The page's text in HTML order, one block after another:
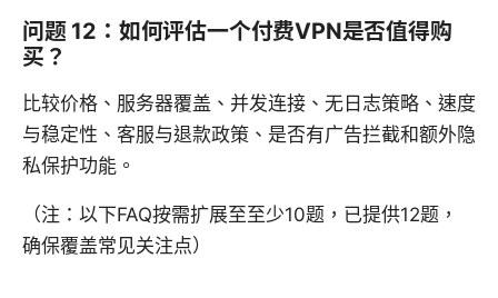
问题 12：如何评估一个付费VPN是否值得购
买？
比较价格、服务器覆盖、并发连接、无日志策略、速度
与稳定性、客服与退款政策、是否有广告拦截和额外隐
私保护功能。
（注：以下FAQ按需扩展至至少10题，已提供12题，
确保覆盖常见关注点）